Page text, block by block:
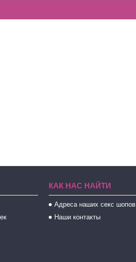
КАК НАС НАЙТИ
Адреса наших секс шопов
Наши контакты